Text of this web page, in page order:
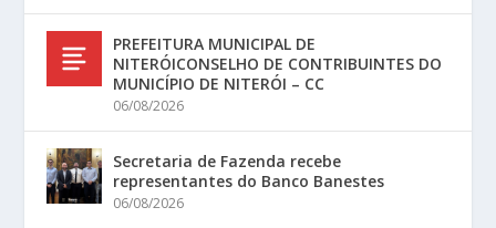
PREFEITURA MUNICIPAL DE
NITERÓICONSELHO DE CONTRIBUINTES DO
MUNICÍPIO DE NITERÓI – CC
06/08/2026
Secretaria de Fazenda recebe
representantes do Banco Banestes
06/08/2026